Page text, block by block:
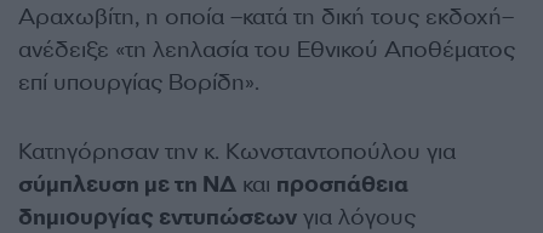
Αραχωβίτη, η οποία –κατά τη δική τους εκδοχή–
ανέδειξε «τη λεηλασία του Εθνικού Αποθέματος
επί υπουργίας Βορίδη».
Κατηγόρησαν την κ. Κωνσταντοπούλου για
σύμπλευση με τη ΝΔ και προσπάθεια
δημιουργίας εντυπώσεων για λόγους